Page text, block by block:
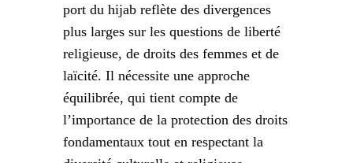
port du hijab reflète des divergences
plus larges sur les questions de liberté
religieuse, de droits des femmes et de
laïcité. Il nécessite une approche
équilibrée, qui tient compte de
l’importance de la protection des droits
fondamentaux tout en respectant la